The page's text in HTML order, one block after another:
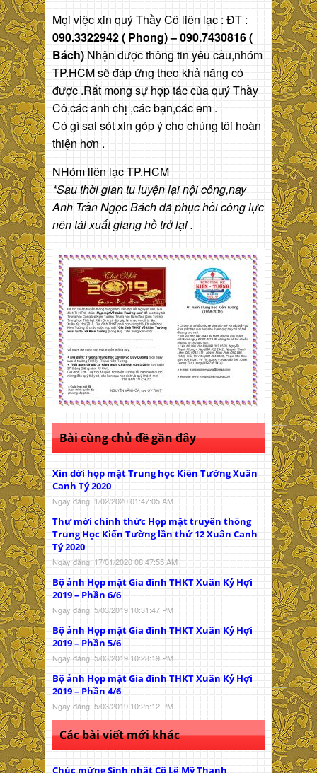
Mọi việc xin quý Thầy Cô liên lạc : ĐT :
090.3322942 ( Phong) – 090.7430816 (
Bách) Nhận được thông tin yêu cầu,nhóm
TP.HCM sẽ đáp ứng theo khả năng có
được .Rất mong sự hợp tác của quý Thầy
Cô,các anh chị ,các bạn,các em .
Có gì sai sót xin góp ý cho chúng tôi hoàn
thiện hơn .
NHóm liên lạc TP.HCM
*Sau thời gian tu luyện lại nội công,nay
Anh Trần Ngọc Bách đã phục hồi công lực
nên tái xuất giang hồ trở lại .
Bài cùng chủ đề gần đây
Xin dời họp mặt Trung học Kiến Tường Xuân
Canh Tý 2020
Ngày đăng: 1/02/2020 01:47:05 AM
Thư mời chính thức Họp mặt truyền thống
Trung Học Kiến Tường lần thứ 12 Xuân Canh
Tý 2020
Ngày đăng: 17/01/2020 08:47:55 AM
Bộ ảnh Họp mặt Gia đình THKT Xuân Kỷ Hợi
2019 – Phần 6/6
Ngày đăng: 5/03/2019 10:31:47 PM
Bộ ảnh Họp mặt Gia đình THKT Xuân Kỷ Hợi
2019 – Phần 5/6
Ngày đăng: 5/03/2019 10:28:19 PM
Bộ ảnh Họp mặt Gia đình THKT Xuân Kỷ Hợi
2019 – Phần 4/6
Ngày đăng: 5/03/2019 10:25:12 PM
Các bài viết mới khác
Chúc mừng Sinh nhật Cô Lê Mỹ Thanh